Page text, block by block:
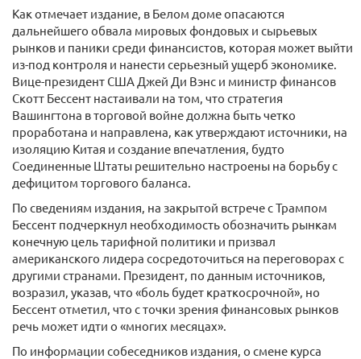
Как отмечает издание, в Белом доме опасаются
дальнейшего обвала мировых фондовых и сырьевых
рынков и паники среди финансистов, которая может выйти
из-под контроля и нанести серьезный ущерб экономике.
Вице-президент США Джей Ди Вэнс и министр финансов
Скотт Бессент настаивали на том, что стратегия
Вашингтона в торговой войне должна быть четко
проработана и направлена, как утверждают источники, на
изоляцию Китая и создание впечатления, будто
Соединенные Штаты решительно настроены на борьбу с
дефицитом торгового баланса.
По сведениям издания, на закрытой встрече с Трампом
Бессент подчеркнул необходимость обозначить рынкам
конечную цель тарифной политики и призвал
американского лидера сосредоточиться на переговорах с
другими странами. Президент, по данным источников,
возразил, указав, что «боль будет краткосрочной», но
Бессент отметил, что с точки зрения финансовых рынков
речь может идти о «многих месяцах».
По информации собеседников издания, о смене курса